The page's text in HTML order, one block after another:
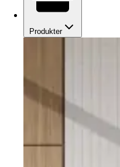
Produkter